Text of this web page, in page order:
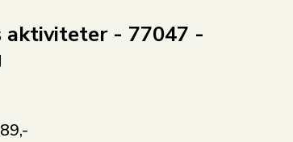
aktiviteter - 77047 -